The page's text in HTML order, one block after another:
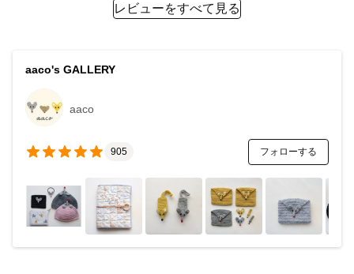
レビューをすべて見る
aaco's GALLERY
aaco
905 フォローする